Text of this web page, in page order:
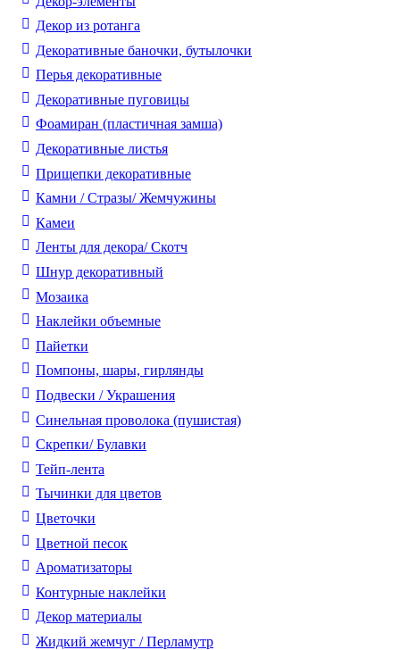
Декор из ротанга
Декоративные баночки, бутылочки
Перья декоративные
Декоративные пуговицы
Фоамиран (пластичная замша)
Декоративные листья
Прищепки декоративные
Камни / Cтразы/ Жемчужины
Камеи
Ленты для декора/ Скотч
Шнур декоративный
Мозаика
Наклейки объемные
Пайетки
Помпоны, шары, гирлянды
Подвески / Украшения
Синельная проволока (пушистая)
Скрепки/ Булавки
Тейп-лента
Тычинки для цветов
Цветочки
Цветной песок
Ароматизаторы
Контурные наклейки
Декор материалы
Жидкий жемчуг / Перламутр